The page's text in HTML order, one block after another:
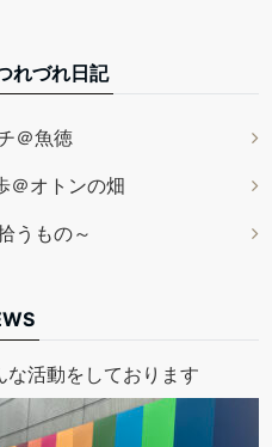
れづれ日記
＠魚徳
＠オトンの畑
うもの～
な活動をしております